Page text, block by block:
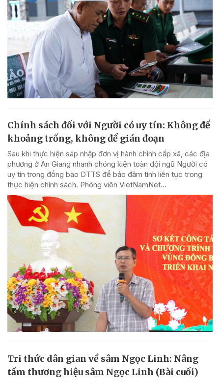
Chính sách đối với Người có uy tín: Không để
khoảng trống, không để gián đoạn
Sau khi thực hiện sáp nhập đơn vị hành chính cấp xã, các địa
phương ở An Giang nhanh chóng kiện toàn đội ngũ Người có
uy tín trong đồng bào DTTS để bảo đảm tính liên tục trong
thực hiện chính sách. Phóng viên VietNamNet...
Tri thức dân gian về sâm Ngọc Linh: Nâng
tầm thương hiệu sâm Ngọc Linh (Bài cuối)